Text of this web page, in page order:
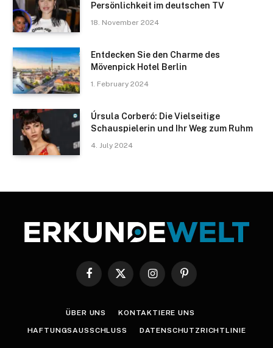
Persönlichkeit im deutschen TV
18. November 2024
Entdecken Sie den Charme des
Mövenpick Hotel Berlin
1. February 2024
Úrsula Corberó: Die Vielseitige
Schauspielerin und Ihr Weg zum Ruhm
4. July 2024
Facebook
X
InstagramPinterest
ÜBER UNS KONTAKTIERE UNS
HAFTUNGSAUSSCHLUSS DATENSCHUTZRICHTLINIE